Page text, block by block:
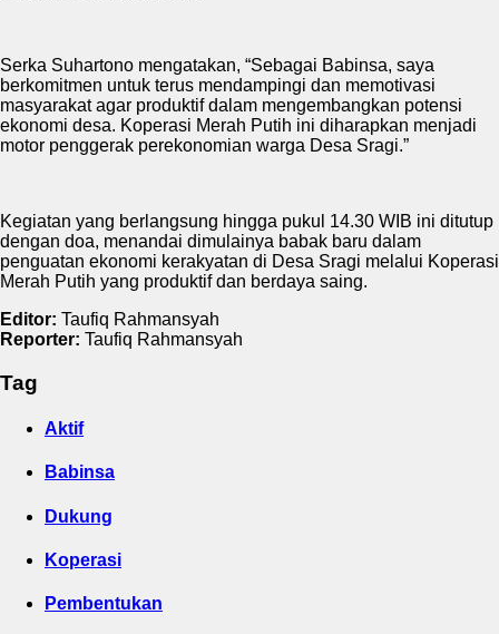
Serka Suhartono mengatakan, “Sebagai Babinsa, saya
berkomitmen untuk terus mendampingi dan memotivasi
masyarakat agar produktif dalam mengembangkan potensi
ekonomi desa. Koperasi Merah Putih ini diharapkan menjadi
motor penggerak perekonomian warga Desa Sragi.”
Kegiatan yang berlangsung hingga pukul 14.30 WIB ini ditutup
dengan doa, menandai dimulainya babak baru dalam
penguatan ekonomi kerakyatan di Desa Sragi melalui Koperasi
Merah Putih yang produktif dan berdaya saing.
Editor: Taufiq Rahmansyah
Reporter: Taufiq Rahmansyah
Tag
Aktif
Babinsa
Dukung
Koperasi
Pembentukan